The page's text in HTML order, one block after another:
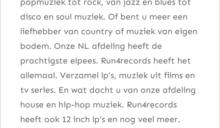
disco en soul muziek. Of bent u meer een
liefhebber van country of muziek van eigen
bodem. Onze NL afdeling heeft de
prachtigste elpees. Run4records heeft het
allemaal. Verzamel lp’s, muziek uit films en
tv series. En wat dacht u van onze afdeling
house en hip-hop muziek. Run4records
heeft ook 12 inch lp’s en nog veel meer.